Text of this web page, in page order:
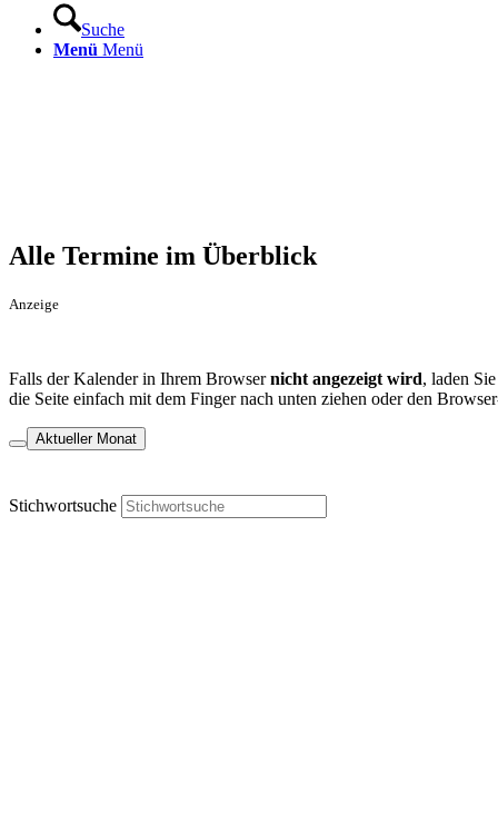
Suche
Menü Menü
Alle Termine im Überblick
Anzeige
Falls der Kalender in Ihrem Browsernicht angezeigt wird, laden
die Seite einfach mit dem Finger nach unten ziehen oder den
Aktueller Monat
Stichwortsuche